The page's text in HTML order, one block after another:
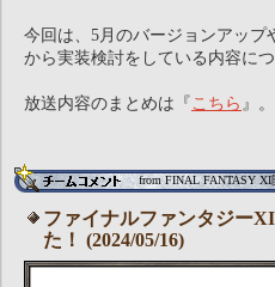
今回は、5月のバージョンアッ
から実装検討をしている内容に
放送内容のまとめは『 こちら 』。
from FINAL FANTASY XI
ファイナルファンタジー
た！ (2024/05/16)